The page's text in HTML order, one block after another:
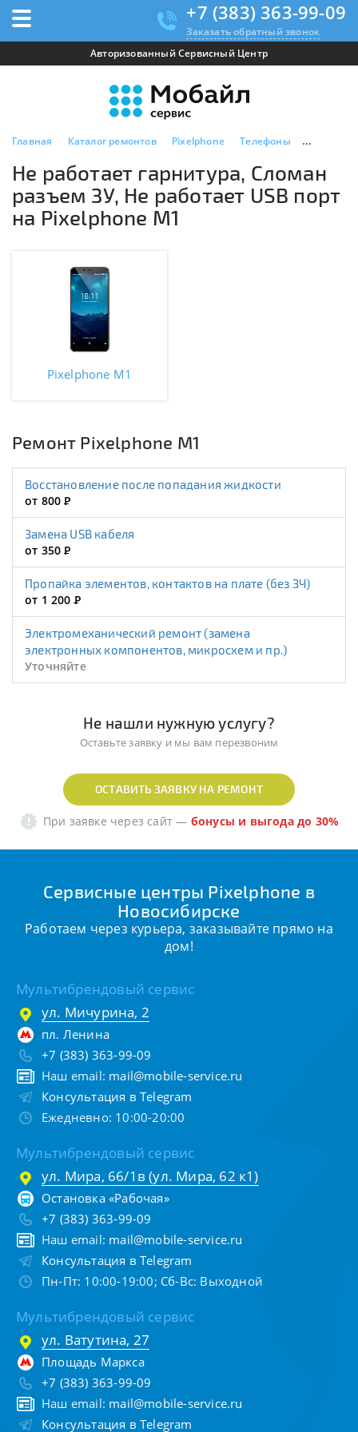
+7 (383) 363-99-09
Заказать обратный звонок
Авторизованный Сервисный Центр
Главная Каталог ремонтов Pixelphone Телефоны
Не работает гарнитура, Сломан
разъем ЗУ, Не работает USB порт
на Pixelphone M1
Pixelphone M1
Ремонт Pixelphone M1
Восстановление после попадания жидкости
от 800Р
Замена USB кабеля
от 350Р
Пропайка элементов, контактов на плате (без ЗЧ)
от 1 200Р
Электромеханический ремонт (замена
электронных компонентов, микросхем и пр.)
Уточняйте
Не нашли нужную услугу?
Оставьте заявку и мы вам перезвоним
ОСТАВИТЬ ЗАЯВКУ НА РЕМОНТ
При заявке через сайт — бонусы и выгода до 30%
Сервисные центры Pixelphone в
Новосибирске
Работаем через курьера, заказывайте прямо на
дом!
Мультибрендовый сервис
ул. Мичурина, 2
пл. Ленина
+7 (383) 363-99-09
Наш email: mail@mobile-service.ru
Консультация в Telegram
Ежедневно: 10:00-20:00
Мультибрендовый сервис
ул. Мира, 66/1в (ул. Мира, 62 к1)
Остановка «Рабочая»
+7 (383) 363-99-09
Наш email: mail@mobile-service.ru
Консультация в Telegram
Пн-Пт: 10:00-19:00; Сб-Вс: Выходной
Мультибрендовый сервис
ул. Ватутина, 27
Площадь Маркса
+7 (383) 363-99-09
Наш email: mail@mobile-service.ru
Консультация в Telegram